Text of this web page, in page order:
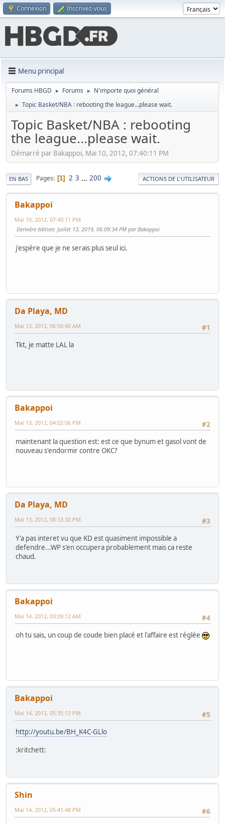
Connexion Inscrivez-vous
Menu principal
Forums HBGD ► Forums ► N'importe quoi général
► Topic Basket/NBA : rebooting the league...please wait.
Topic Basket/NBA : rebooting
the league...please wait.
Démarré par Bakappoi, Mai 10, 2012, 07:40:11 PM
EN BAS Pages 1 2 3 ... 200 ACTIONS DE L'UTILISATEUR
Bakappoi
Mai 10, 2012, 07:40:11 PM
Dernière édition: Juillet 13, 2019, 06:09:34 PM par Bakappoi
j'espère que je ne serais plus seul ici.
Da Playa, MD
#1
Mai 13, 2012, 06:50:40 AM
Tkt, je matte LAL la
Bakappoi
#2
Mai 13, 2012, 04:02:06 PM
maintenant la question est: est ce que bynum et gasol vont de
nouveau s'endormir contre OKC?
Da Playa, MD
#3
Mai 13, 2012, 08:33:30 PM
Y'a pas interet vu que KD est quasiment impossible a
defendre...WP s'en occupera probablement mais ca reste
chaud.
Bakappoi
#4
Mai 14, 2012, 03:09:12 AM
oh tu sais, un coup de coude bien placé et l'affaire est réglée
Bakappoi
#5
Mai 14, 2012, 05:35:12 PM
http://youtu.be/BH_K4C-GLlo
:kritchett:
Shin
#6
Mai 14, 2012, 05:41:48 PM